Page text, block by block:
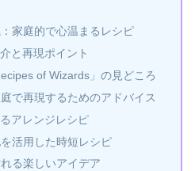
家庭的で心温まるレシピ
と再現ポイント
of Wizards」の見どころ
で再現するためのアドバイス
アレンジレシピ
活用した時短レシピ
る楽しいアイデア